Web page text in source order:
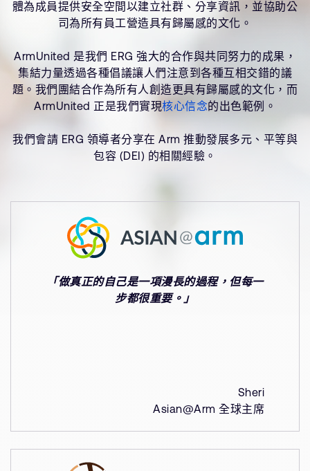
體為成員提供安全空間以建立社群、分享資訊，並協助公
司為所有員工營造具有歸屬感的文化。
ArmUnited 是我們 ERG 強大的合作與共同努力的成果，
集結力量透過各種倡議讓人們注意到各種互相交錯的議
題。我們團結合作為所有人創造更具有歸屬感的文化，而
ArmUnited 正是我們實現核心信念的出色範例。
我們會請 ERG 領導者分享在 Arm 推動發展多元、平等與
包容 (DEI) 的相關經驗。
「做真正的自己是一項漫長的過程，但每一
步都很重要。」
Sheri
Asian@Arm 全球主席